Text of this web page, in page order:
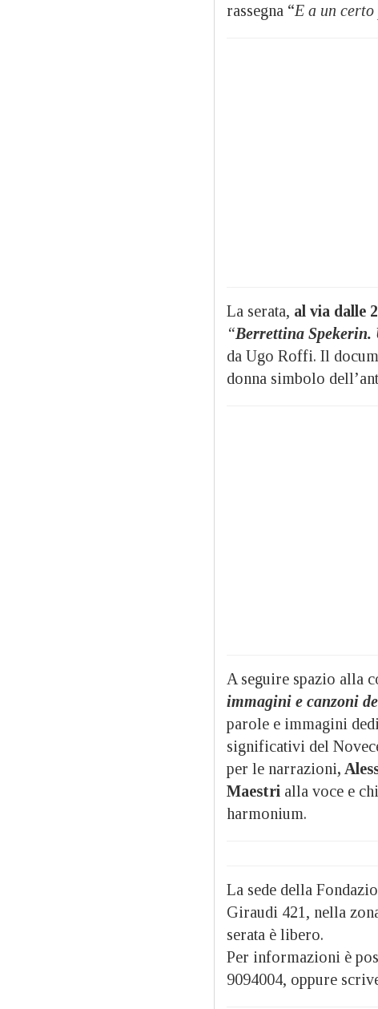
rassegna “E a un
La serata, al via dalle
“Berrettina Spekerin.
da Ugo Roffi. Il
donna simbolo
A seguire spazio alla
immagini e canzoni
parole e immagini
significativi del
per le narrazioni,
Maestri alla voce e
harmonium.
La sede della
Giraudi 421, nella
serata è libero.
Per informazioni è
9094004, oppure